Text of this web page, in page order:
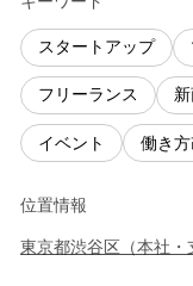
スタートアップ
フリーランス
イベント 働き
位置情報
東京都渋谷区 （本社・